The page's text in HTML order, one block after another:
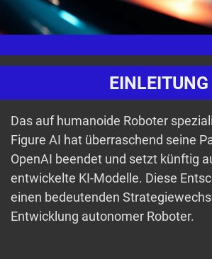
EINLEITUNG
Das auf humanoide Roboter
Figure AI hat überraschend seine
OpenAI beendet und setzt künftig
entwickelte KI-Modelle. Diese
einen bedeutenden
Entwicklung autonomer Roboter.